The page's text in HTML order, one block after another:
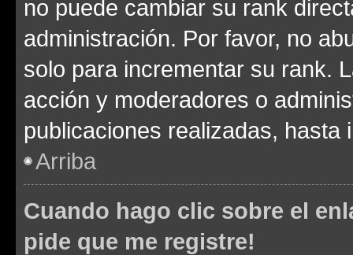
no puede cambiar su rank
administración. Por favor, no
solo para incrementar su rank.
acción y moderadores o
publicaciones realizadas, hasta
Arriba
Cuando hago clic sobre el
pide que me registre!